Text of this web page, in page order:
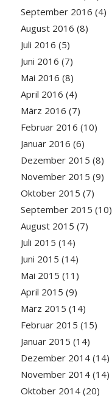
September 2016 (4)
August 2016 (8)
Juli 2016 (5)
Juni 2016 (7)
Mai 2016 (8)
April 2016 (4)
März 2016 (7)
Februar 2016 (10)
Januar 2016 (6)
Dezember 2015 (8)
November 2015 (9)
Oktober 2015 (7)
September 2015 (10)
August 2015 (7)
Juli 2015 (14)
Juni 2015 (14)
Mai 2015 (11)
April 2015 (9)
März 2015 (14)
Februar 2015 (15)
Januar 2015 (14)
Dezember 2014(14)
November 2014(14)
Oktober 2014(20)